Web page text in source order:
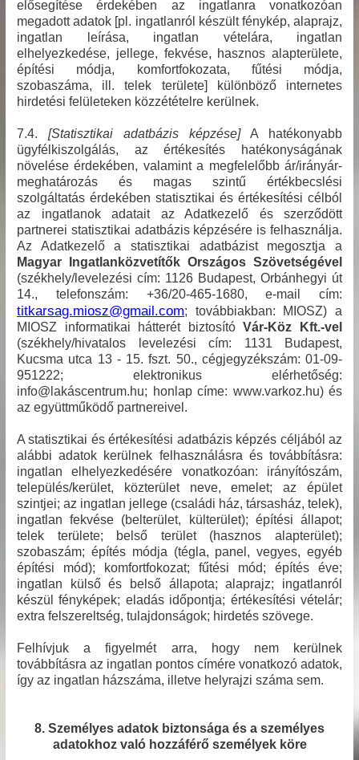
elősegítése érdekében az ingatlanra vonatkozóan
megadott adatok [pl. ingatlanról készült fénykép, alaprajz,
ingatlan leírása, ingatlan vételára, ingatlan
elhelyezkedése, jellege, fekvése, hasznos alapterülete,
építési módja, komfortfokozata, fűtési módja,
szobaszáma, ill. telek területe] különböző internetes
hirdetési felületeken közzétételre kerülnek.
7.4. [Statisztikai adatbázis képzése]A hatékonyabb
ügyfélkiszolgálás, az értékesítés hatékonyságának
növelése érdekében, valamint a megfelelőbb ár/irányár-
meghatározás és magas szintű értékbecslési
szolgáltatás érdekében statisztikai és értékesítési célból
az ingatlanok adatait az Adatkezelő és szerződött
partnerei statisztikai adatbázis képzésére is felhasználja.
Az Adatkezelő a statisztikai adatbázist megosztja a
Magyar Ingatlanközvetítők Országos Szövetségével
(székhely/levelezési cím: 1126 Budapest, Orbánhegyi út
14., telefonszám: +36/20-465-1680, e-mail cím:
titkarsag.miosz@gmail.com; továbbiakban: MIOSZ) a
MIOSZ informatikai hátterét biztosítóVár-Köz Kft.-vel
(székhely/hivatalos levelezési cím: 1131 Budapest,
Kucsma utca 13 - 15. fszt. 50., cégjegyzékszám: 01-09-
951222; elektronikus elérhetőség:
info@lakáscentrum.hu; honlap címe: www.varkoz.hu) és
az együttműködő partnereivel.
A statisztikai és értékesítési adatbázis képzés céljából az
alábbi adatok kerülnek felhasználásra és továbbításra:
ingatlan elhelyezkedésére vonatkozóan: irányítószám,
település/kerület, közterület neve, emelet; az épület
szintjei; az ingatlan jellege (családi ház, társasház, telek),
ingatlan fekvése (belterület, külterület); építési állapot;
telek területe; belső terület (hasznos alapterület);
szobaszám; építés módja (tégla, panel, vegyes, egyéb
építési mód); komfortfokozat; fűtési mód; építés éve;
ingatlan külső és belső állapota; alaprajz; ingatlanról
készül fényképek; eladás időpontja; értékesítési vételár;
extra felszereltség, tulajdonságok; hirdetés szövege.
Felhívjuk a figyelmét arra, hogy nem kerülnek
továbbításra az ingatlan pontos címére vonatkozó adatok,
így az ingatlan házszáma, illetve helyrajzi száma sem.
8. Személyes adatok biztonsága és a személyes
adatokhoz való hozzáférő személyek köre